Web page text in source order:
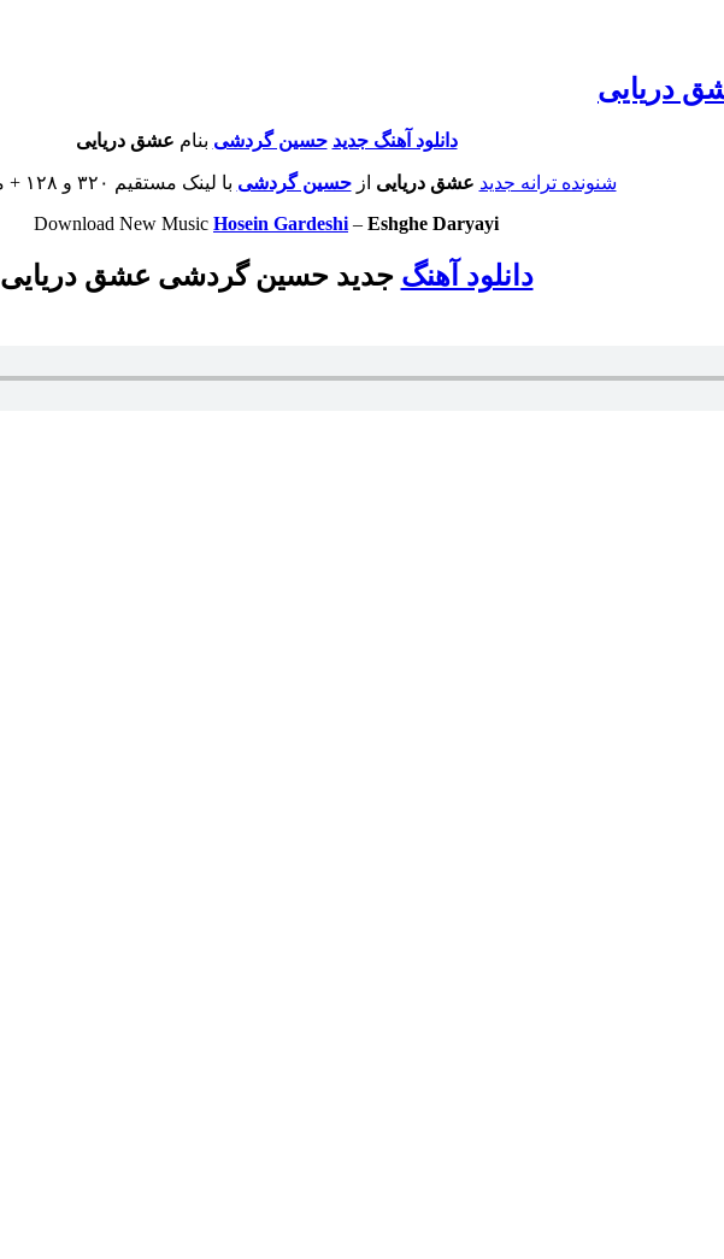
دریایی
دانلود آهنگ جدید حسین گردشی بنام عشق دریایی
شنونده ترانه جدید عشق دریایی ازحسین گردشی با لینک مستقیم ۳۲۰ و ۱۲۸ + متن موزیک
Download New Music Hosein Gardeshi– Eshghe Daryayi
دانلود آهنگ جدید حسین گردشی عشق دریایی